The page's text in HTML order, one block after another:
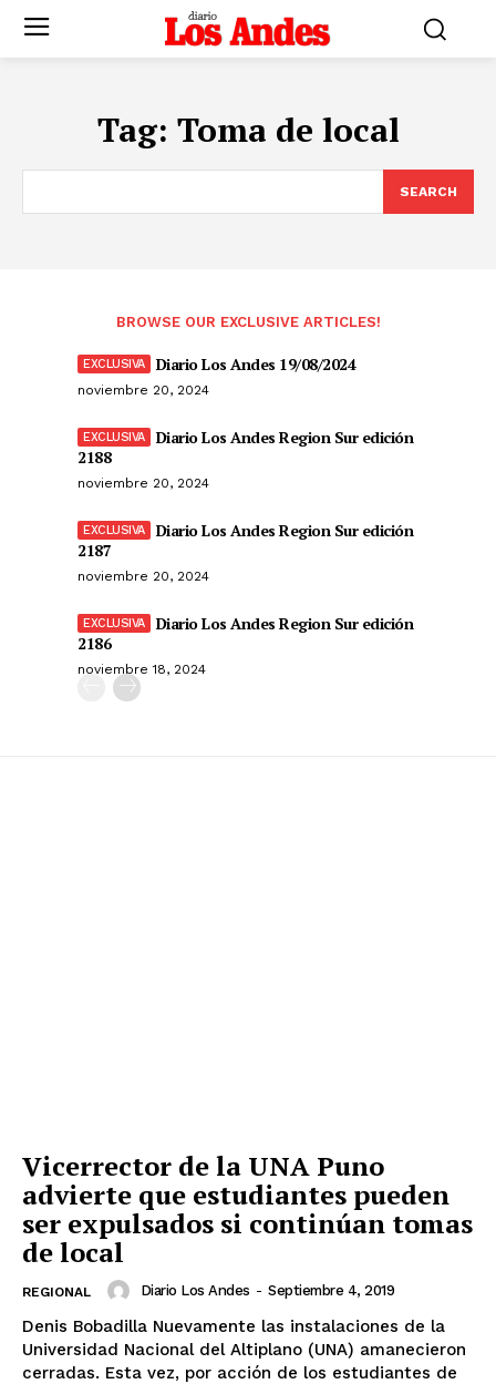
Tag: Toma de local
SEARCH
BROWSE OUR EXCLUSIVE ARTICLES!
Diario Los Andes 19/08/2024
noviembre 20, 2024
Diario Los Andes Region Sur edición
2188
noviembre 20, 2024
Diario Los Andes Region Sur edición
2187
noviembre 20, 2024
Diario Los Andes Region Sur edición
2186
noviembre 18, 2024
Vicerrector de la UNA Puno
advierte que estudiantes pueden
ser expulsados si continúan tomas
de local
REGIONAL Diario Los Andes - Septiembre 4, 2019
Denis Bobadilla Nuevamente las instalaciones de la
Universidad Nacional del Altiplano (UNA) amanecieron
cerradas. Esta vez, por acción de los estudiantes de